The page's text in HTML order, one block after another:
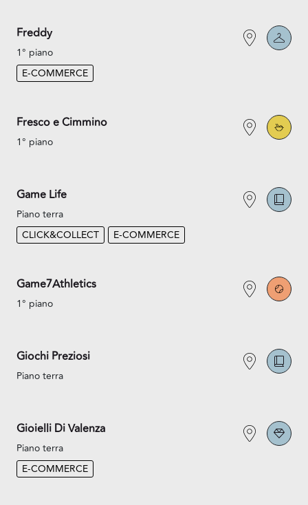
Freddy
1° piano
E-COMMERCE
Fresco e Cimmino
1° piano
Game Life
Piano terra
CLICK&COLLECT
E-COMMERCE
Game7Athletics
1° piano
Giochi Preziosi
Piano terra
Gioielli Di Valenza
Piano terra
E-COMMERCE